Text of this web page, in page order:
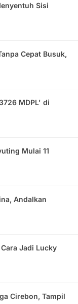
Sisi
Cepat Busuk,
MDPL' di
Mulai 11
Andalkan
Jadi Lucky
Cirebon, Tampil